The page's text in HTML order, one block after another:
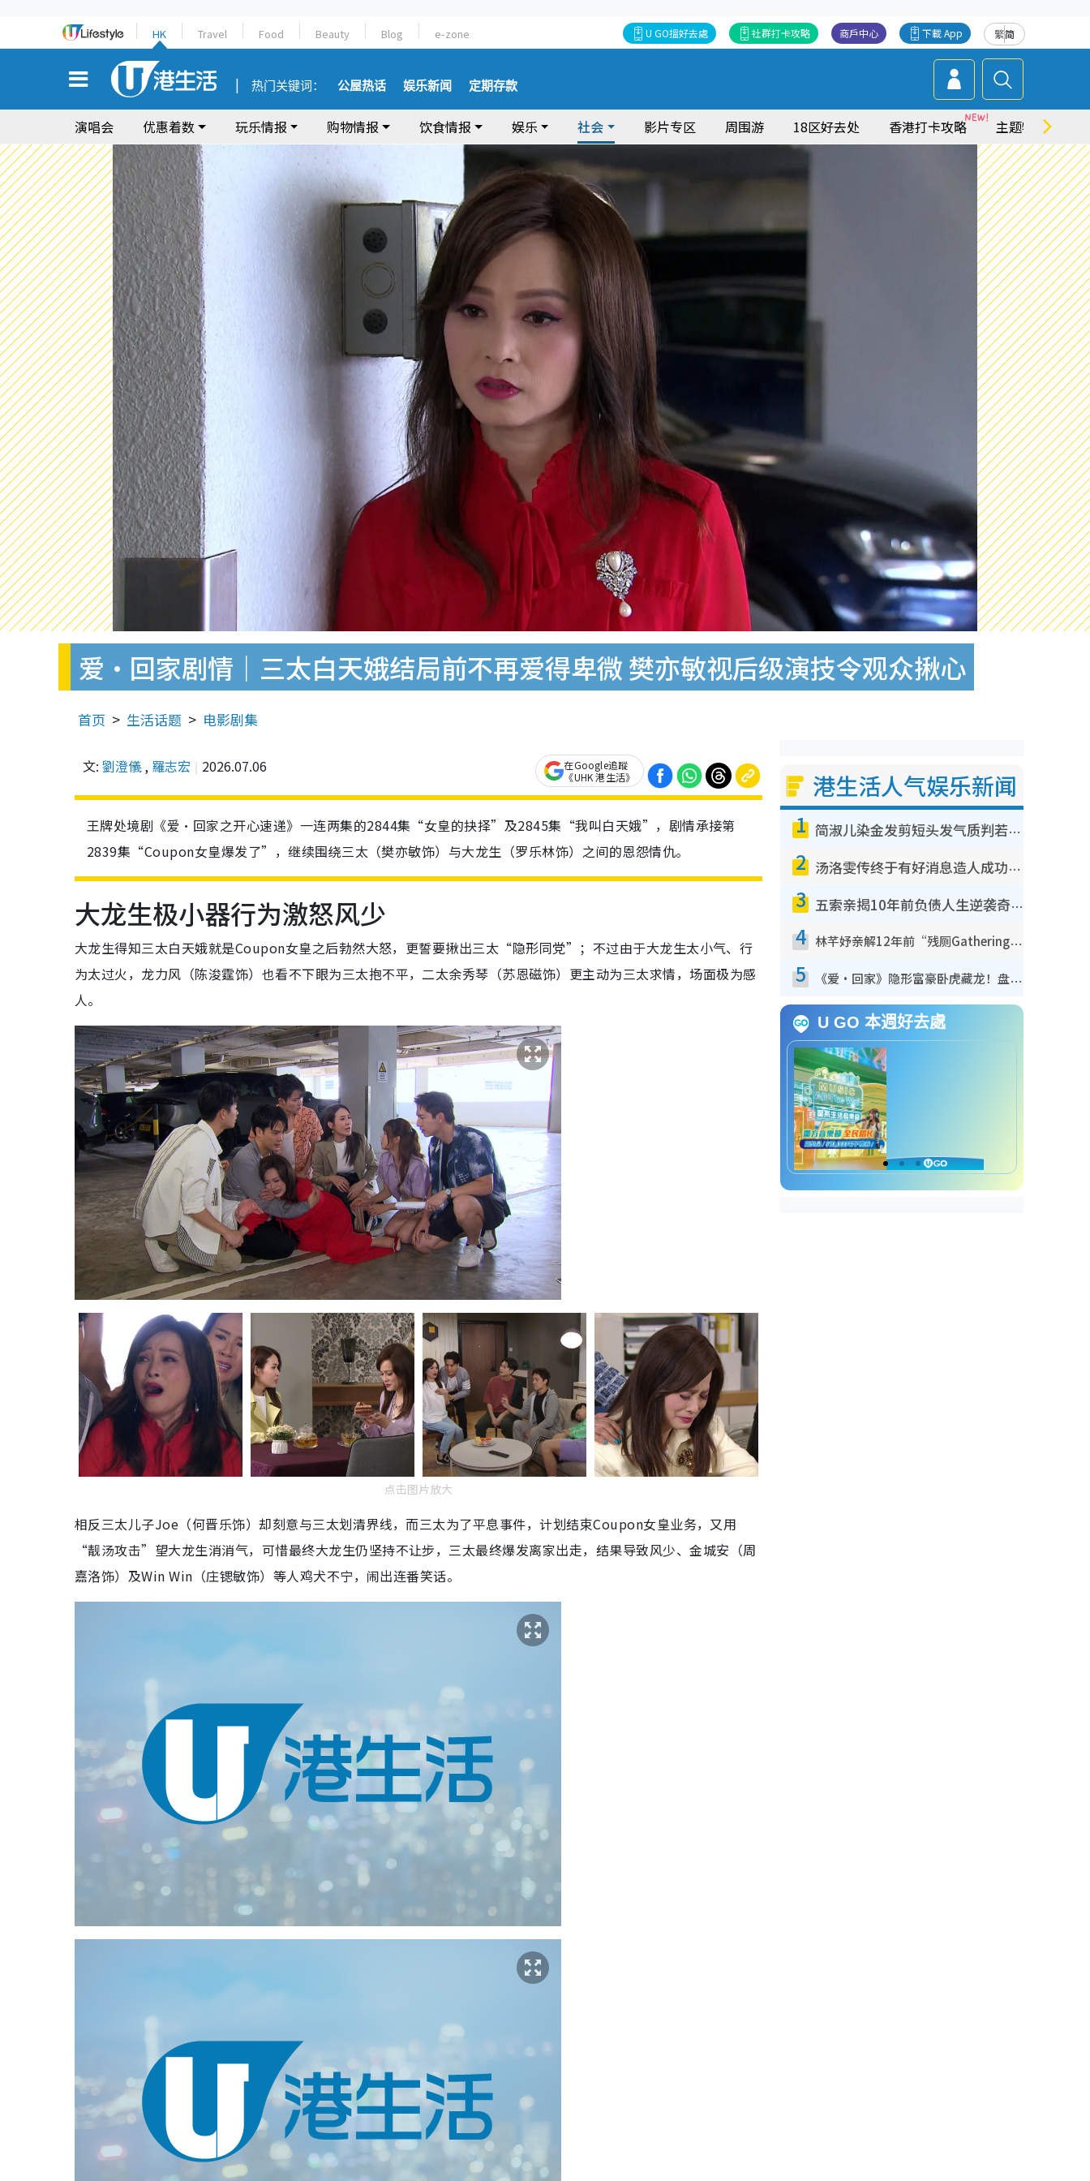
HK Travel Food Beauty Blog e-zone 繁简
下載 App
商戶中心
社群打卡攻略
U GO搵好去處
热门关键词： 公屋热话 娱乐新闻 定期存款
演唱会 优惠着数 玩乐情报 购物情报 饮食情报 娱乐 社会 影片专区 周围游 18区好去处 香港打卡攻略 主题特集
爱·回家剧情｜三太白天娥结局前不再爱得卑微 樊亦敏视后级演技令观众揪心
首页 生活话题 电影剧集
文: 劉澄儀, 羅志宏 2026.07.06
在Google追蹤
《UHK 港生活》
王牌处境剧《爱·回家之开心速递》一连两集的2844集“女皇的抉择”及2845集“我叫白天娥”，剧情承接第
2839集“Coupon女皇爆发了”，继续围绕三太（樊亦敏饰）与大龙生（罗乐林饰）之间的恩怨情仇。
大龙生极小器行为激怒风少
大龙生得知三太白天娥就是Coupon女皇之后勃然大怒，更誓要揪出三太“隐形同党”；不过由于大龙生太小气、行
为太过火，龙力风（陈浚霆饰）也看不下眼为三太抱不平，二太余秀琴（苏恩磁饰）更主动为三太求情，场面极为感
人。
点击图片放大
相反三太儿子Joe（何晋乐饰）却刻意与三太划清界线，而三太为了平息事件，计划结束Coupon女皇业务，又用
“靓汤攻击”望大龙生消消气，可惜最终大龙生仍坚持不让步，三太最终爆发离家出走，结果导致风少、金城安（周
嘉洛饰）及Win Win（庄锶敏饰）等人鸡犬不宁，闹出连番笑话。
港生活人气娱乐新闻
1 简淑儿染金发剪短头发气质判若两人！吓坏老公麦大力都认不出：“你做什么？”
2 汤洛雯传终于有好消息造人成功！两大细节曝孕味极浓引猜测：大肚婆先会咁！
3 五索亲揭10年前负债人生逆袭奇迹！全靠去一地方转运后即遇上马先生
4 林芊妤亲解12年前“残厕Gathering”真相！高层解约一句话重创尊严，至今拒返TVB
5 《爱·回家》隐形富豪卧虎藏龙！盘点12位财气逼人的有钱艺人：这位美女3亿身家不愁做
U GO 本週好去處